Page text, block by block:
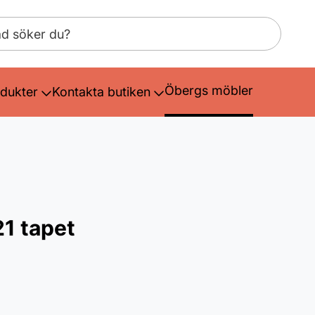
Kontakta butiken Öbergs möbler
tapet